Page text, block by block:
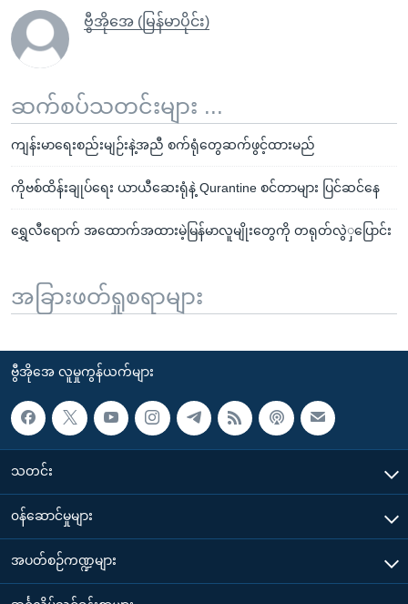
ဗွီအိုအေ (မြန်မာပိုင်း)
ဆက်စပ်သတင်းများ ...
ကျန်းမာရေးစည်းမျဉ်းနဲ့အညီ စက်ရုံတွေဆက်ဖွင့်ထားမည်
ကိုဗစ်ထိန်းချုပ်ရေး ယာယီဆေးရုံနဲ့ Qurantine စင်တာများ ပြင်ဆင်နေ
ရွှေလီရောက် အထောက်အထားမဲ့မြန်မာလူမျိုးတွေကို တရုတ်လွဲှပြောင်း
အခြားဖတ်ရှုစရာများ
ဗွီအိုအေ လူမှုကွန်ယက်များ
သတင်း
၀န်ဆောင်မှုများ
အပတ်စဉ်ကဏ္ဍများ